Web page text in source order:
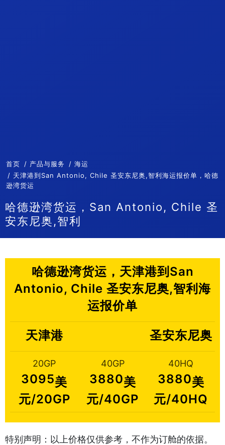
首页 产品与服务
海运
天津港到San Antonio, Chile 圣安东尼奥,智利海运报价单，哈德
逊湾货运
哈德逊湾货运，San Antonio, Chile 圣
安东尼奥,智利
哈德逊湾货运，天津港到San
Antonio, Chile 圣安东尼奥,智利海
运报价单
天津港 圣安东尼奥
20GP
3095美
元/20GP
40GP
3880美
元/40GP
40HQ
3880美
元/40HQ
特别声明：以上价格仅供参考，不作为订舱的依据。